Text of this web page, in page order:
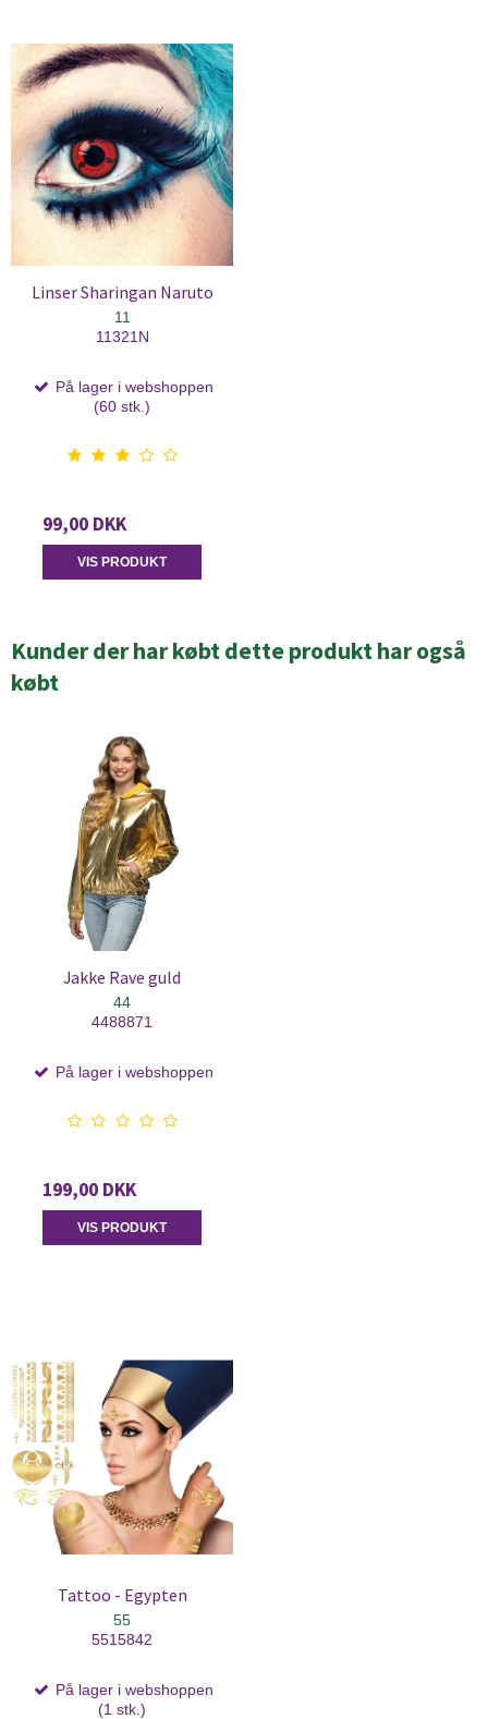
Linser Sharingan Naruto
11
11321N
På lager i webshoppen
(60 stk.)
99,00 DKK
VIS PRODUKT
Kunder der har købt dette produkt har også
købt
Jakke Rave guld
44
4488871
På lager i webshoppen
199,00 DKK
VIS PRODUKT
Tattoo - Egypten
55
5515842
På lager i webshoppen
(1 stk.)